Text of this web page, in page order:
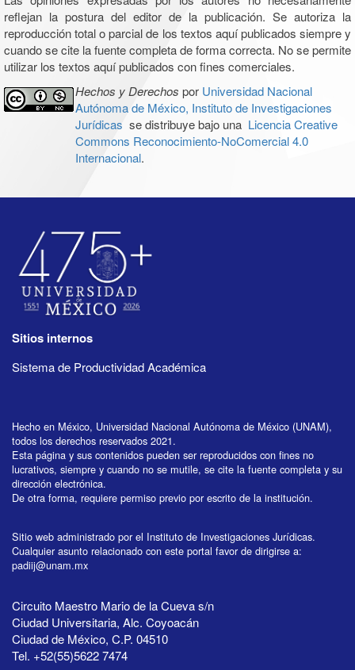
reflejan la postura del editor de la publicación. Se autoriza la
reproducción total o parcial de los textos aquí publicados siempre y
cuando se cite la fuente completa de forma correcta. No se permite
utilizar los textos aquí publicados con fines comerciales.
Hechos y Derechos por Universidad Nacional
Autónoma de México, Instituto de Investigaciones
Jurídicas se distribuye bajo una Licencia Creative
Commons Reconocimiento-NoComercial 4.0
Internacional.
Sitios internos
Sistema de Productividad Académica
Hecho en México, Universidad Nacional Autónoma de México (UNAM),
todos los derechos reservados 2021.
Esta página y sus contenidos pueden ser reproducidos con fines no
lucrativos, siempre y cuando no se mutile, se cite la fuente completa y su
dirección electrónica.
De otra forma, requiere permiso previo por escrito de la institución.
Sitio web administrado por el Instituto de Investigaciones Jurídicas.
Cualquier asunto relacionado con este portal favor de dirigirse a:
padiij@unam.mx
Circuito Maestro Mario de la Cueva s/n
Ciudad Universitaria, Alc. Coyoacán
Ciudad de México, C.P. 04510
Tel. +52(55)5622 7474